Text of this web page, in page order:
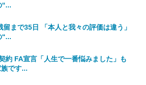
留まで35日 「本人と我々の評価は違う」
約 FA宣言「人生で一番悩みました」も
です...